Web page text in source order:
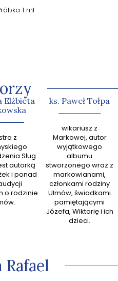
1 ml
Elżbieta
z
Sług
autorką
i ponad
o rodzinie
ks. Paweł Tołpa
wikariusz z
Markowej, autor
wyjątkowego
albumu
stworzonego wraz z
markowianami,
członkami rodziny
Ulmów, świadkami
pamiętającymi
Józefa, Wiktorię i ich
dzieci.
abp
Rafael